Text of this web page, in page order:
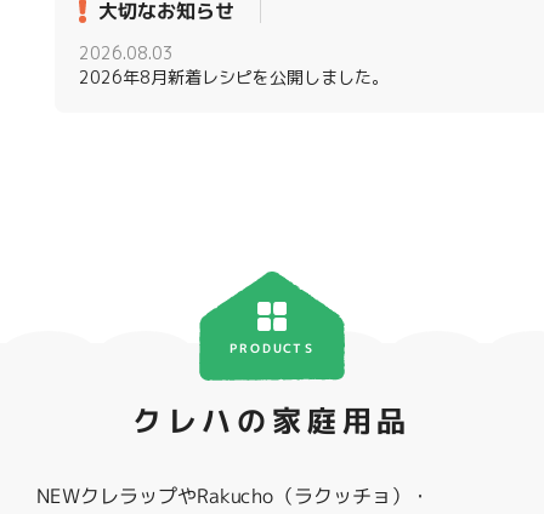
大切なお知らせ
2026.08.03
2026年8月新着レシピを公開しました。
PRODUCTS
クレハの家庭用品
NEWクレラップやRakucho（ラクッチョ）・